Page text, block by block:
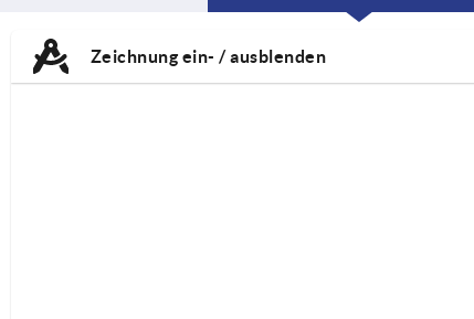
CURRENT
CURRENT
Zeichnung ein- / ausblenden